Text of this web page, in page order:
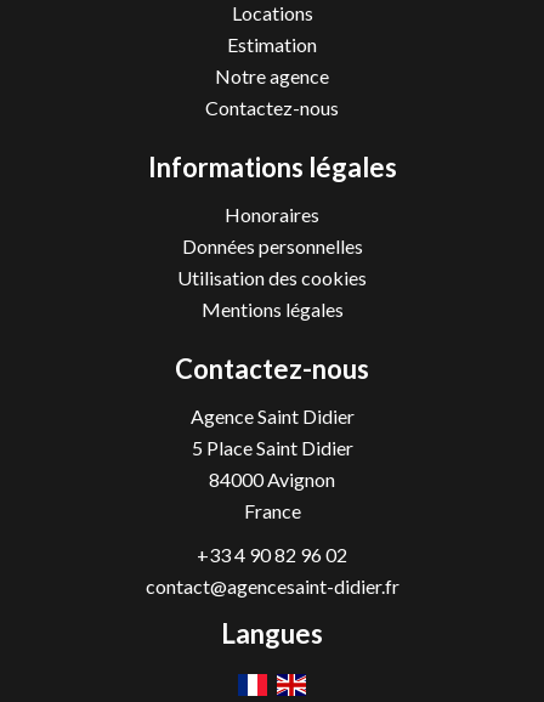
Locations
Estimation
Notre agence
Contactez-nous
Informations légales
Honoraires
Données personnelles
Utilisation des cookies
Mentions légales
Contactez-nous
Agence Saint Didier
5 Place Saint Didier
84000Avignon
France
+33 4 90 82 96 02
contact@agencesaint-didier.fr
Langues